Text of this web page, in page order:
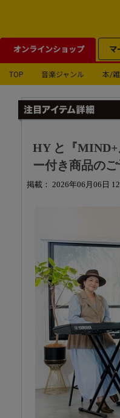
オンラインショップ マ
TOP 音楽ジャンル 本/
HY と『MIND+
ー付き商品の
掲載： 2026年06月06日